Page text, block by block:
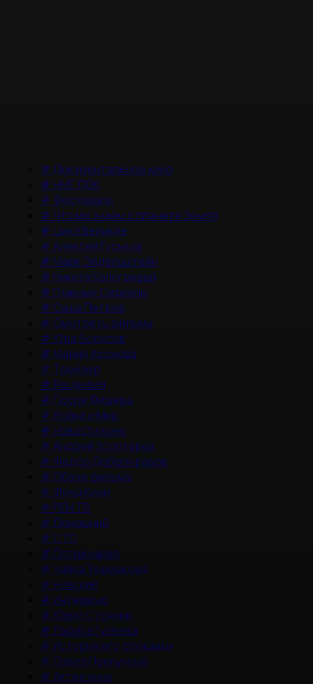
# Документальное кино
# НМГ ДОК
# Фестивали
# Что мы знаем о планете Земля
# Цикл Великие
#Алексей Гуськов
# Марк Эйдельштейн
# Никита Кологривый
# Главные Сериалы
# Саша Петров
# Смотреть фильмы
# Юра Борисов
# Мария Аронова
# Трейлер
# Рецензия
# После Фишера
# Война и Мир
# Новости кино
#Андрей Золотарев
# Федор Добронравов
# Обзор фильма
# Фонд Кино
# РЕН ТВ
# Домашний
# СТС
# Пятый канал
# Чайка Терешкова
# Невский
# Интервью
# Юрий Стоянов
#Лариса Гузеева
# История его служанки
# Павел Прилучный
#Актер кино